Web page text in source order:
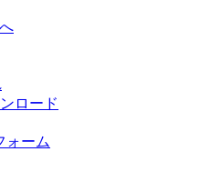
ロード
ーム